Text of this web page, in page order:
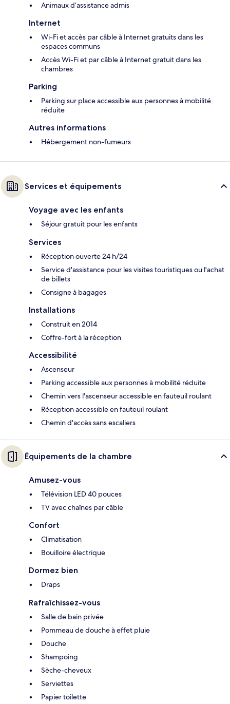
Animaux d’assistance admis
Internet
Wi-Fi et accès par câble à Internet gratuits dans les
espaces communs
Accès Wi-Fi et par câble à Internet gratuit dans les
chambres
Parking
Parking sur place accessible aux personnes à mobilité
réduite
Autres informations
Hébergement non-fumeurs
Services et équipements
Voyage avec les enfants
Séjour gratuit pour les enfants
Services
Réception ouverte 24 h/24
Service d'assistance pour les visites touristiques ou l'achat
de billets
Consigne à bagages
Installations
Construit en 2014
Coffre-fort à la réception
Accessibilité
Ascenseur
Parking accessible aux personnes à mobilité réduite
Chemin vers l'ascenseur accessible en fauteuil roulant
Réception accessible en fauteuil roulant
Chemin d'accès sans escaliers
Équipements de la chambre
Amusez-vous
Télévision LED 40 pouces
TV avec chaînes par câble
Confort
Climatisation
Bouilloire électrique
Dormez bien
Draps
Rafraîchissez-vous
Salle de bain privée
Pommeau de douche à effet pluie
Douche
Shampoing
Sèche-cheveux
Serviettes
Papier toilette